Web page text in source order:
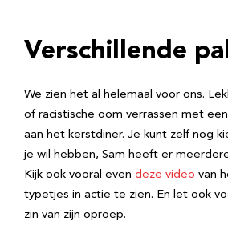
Verschillende
We zien het al helemaal voor ons.
of racistische oom verrassen met
aan het kerstdiner. Je kunt zelf nog
je wil hebben, Sam heeft er
Kijk ook vooral even deze video van
typetjes in actie te zien. En let ook
zin van zijn oproep.